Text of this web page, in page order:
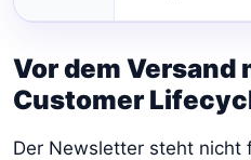
Vor dem Versand
Customer
Der Newsletter steht nicht